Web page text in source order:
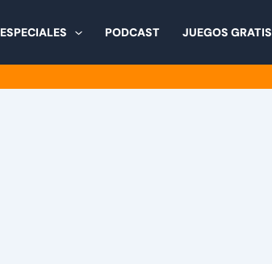
ESPECIALES PODCAST JUEGOS GRATIS